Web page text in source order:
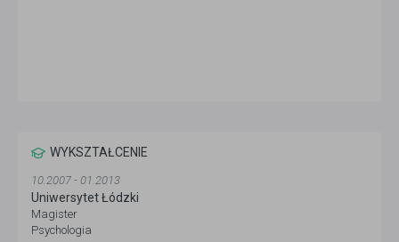
WYKSZTAŁCENIE
10.2007 - 01.2013
Uniwersytet Łódzki
Magister
Psychologia